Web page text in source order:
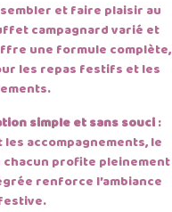
et faire plaisir au
campagnard varié et
une formule complète,
les repas festifs et les
simple et sans souci:
accompagnements, le
chacun profite pleinement
renforce l’ambiance